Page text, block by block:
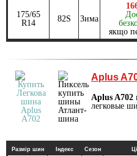
175/65
R14
82S Зима
якщо
Aplus
Aplus A702
легковые
Размір шин Індекс Сезон